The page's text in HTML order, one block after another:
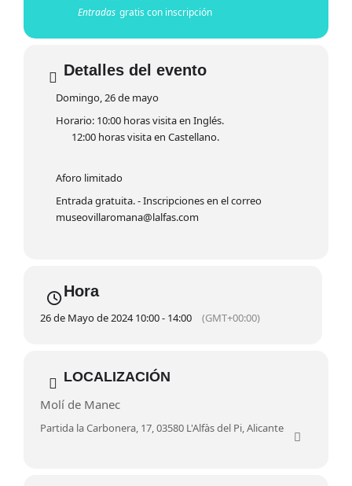
Entradas gratis con inscripción
Detalles del evento
Domingo, 26 de mayo
Horario: 10:00 horas visita en Inglés.
12:00 horas visita en Castellano.
Aforo limitado
Entrada gratuita. - Inscripciones en el correo
museovillaromana@lalfas.com
Hora
26 de Mayo de 2024 10:00 - 14:00 (GMT+00:00)
LOCALIZACIÓN
Molí de Manec
Partida la Carbonera, 17, 03580 L'Alfàs del Pi, Alicante